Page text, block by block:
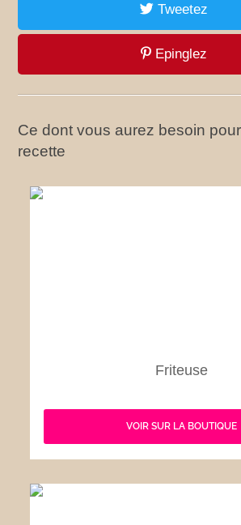
Tweetez
Epinglez
Ce dont vous aurez besoin
recette
Friteuse
VOIR SUR LA BOUTIQUE